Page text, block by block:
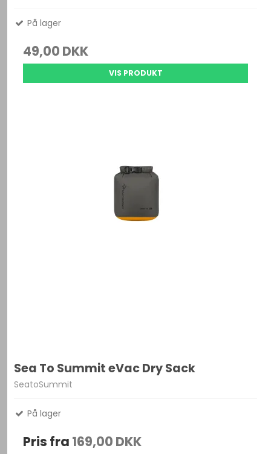
På lager
49,00 DKK
VIS PRODUKT
Sea To Summit eVac Dry Sack
SeatoSummit
På lager
Pris fra 169,00 DKK